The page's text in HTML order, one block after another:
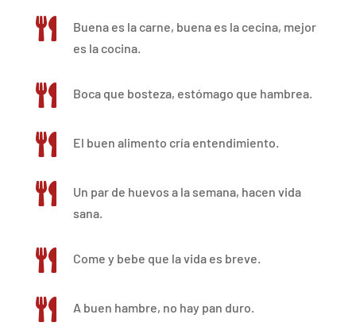

Buena es la carne, buena es la cecina, mejor
es la cocina.
 Boca que bosteza, estómago que hambrea.
 El buen alimento cría entendimiento.

Un par de huevos a la semana, hacen vida
sana.
 Come y bebe que la vida es breve.
 A buen hambre, no hay pan duro.